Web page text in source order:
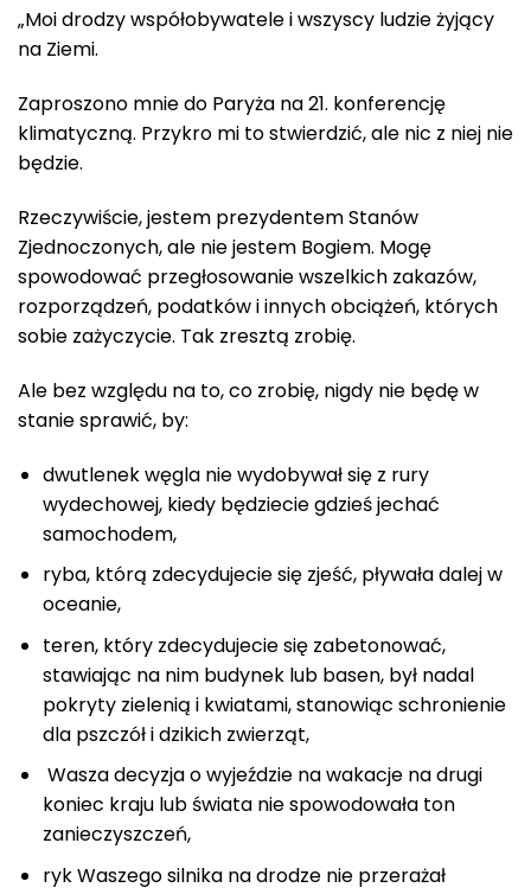
„Moi drodzy współobywatele i wszyscy ludzie żyjący
na Ziemi.
Zaproszono mnie do Paryża na 21. konferencję
klimatyczną. Przykro mi to stwierdzić, ale nic z niej nie
będzie.
Rzeczywiście, jestem prezydentem Stanów
Zjednoczonych, ale nie jestem Bogiem. Mogę
spowodować przegłosowanie wszelkich zakazów,
rozporządzeń, podatków i innych obciążeń, których
sobie zażyczycie. Tak zresztą zrobię.
Ale bez względu na to, co zrobię, nigdy nie będę w
stanie sprawić, by:
dwutlenek węgla nie wydobywał się z rury
wydechowej, kiedy będziecie gdzieś jechać
samochodem,
ryba, którą zdecydujecie się zjeść, pływała dalej w
oceanie,
teren, który zdecydujecie się zabetonować,
stawiając na nim budynek lub basen, był nadal
pokryty zielenią i kwiatami, stanowiąc schronienie
dla pszczół i dzikich zwierząt,
Wasza decyzja o wyjeździe na wakacje na drugi
koniec kraju lub świata nie spowodowała ton
zanieczyszczeń,
ryk Waszego silnika na drodze nie przerażał